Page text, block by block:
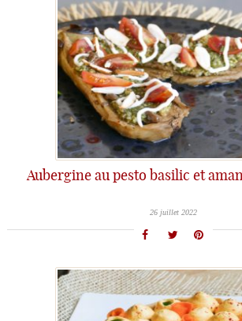
Aubergine au pesto basilic et
26 juillet 2022